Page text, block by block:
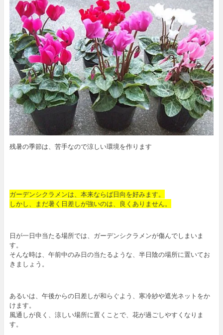
残暑の季節は、苦手なので涼しい環境を作ります
ガーデンシクラメンは、本来ならば日向を好みます。
しかし、まだ暑く日差しが強いのは、良くありません。
日が一日中当たる場所では、ガーデンシクラメンが傷んでしまいま
す。
そんな時は、午前中のみ日の当たるような、半日陰の場所に置いてお
きましょう。
あるいは、午後からの日差しが和らぐよう、寒冷紗や遮光ネットをか
けます。
風通しが良く、涼しい場所に置くことで、花が過ごしやすくなりま
す。